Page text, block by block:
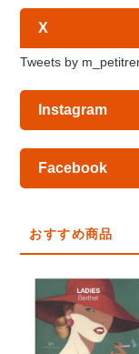
X
Tweets by
Instagram
Facebook
おすすめ商品